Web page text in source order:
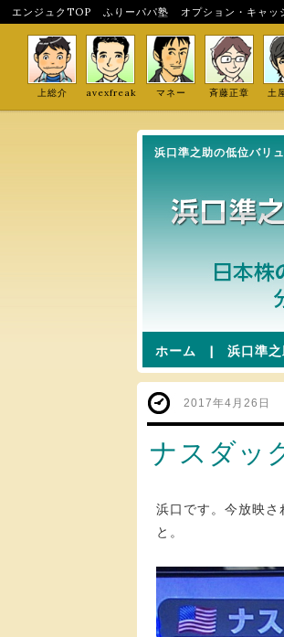
エンジュクTOP ふりーパパ塾 オプション・キャッ
上総介 avexfreak マネー 斉藤正章 土
浜口準之助の低位バリ
ホーム | 浜口準
2017年4月26日
ナスダッ
浜口です。今放映
と。